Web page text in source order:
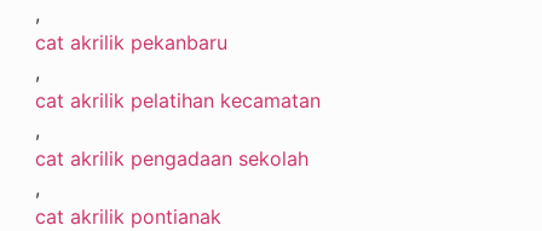
,
cat akrilik pekanbaru
,
cat akrilik pelatihan kecamatan
,
cat akrilik pengadaan sekolah
,
cat akrilik pontianak